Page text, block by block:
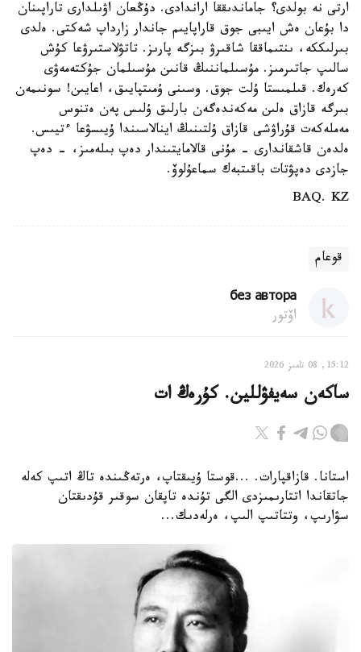
ارتى نە بولدى؟ جاماندىققا اراندادى. دۇڭعان اۋىلدارى تاراپىنان
دا بۇعان ەش ايىبى جوق قاراپايىم جاندار زارداپ شەكتى. ەلدى
بىرلىككە، ىنتىماققا شاقىرۋ بىزگە پارىز. تاتۋلاستىرۋعا كۇش
سالىپ جاتىرمىز. مۇسىلماننىڭ قانىن مۇسىلمان جۇكتەمەۋى
كەرەك. قىلمىستا ۇلت جوق. وسىنى ۇمىتپايىق، اعايىن! سونىمەن
بىرگە قازاق ەلىن مەكەندەگەن بارلىق ۇلىس پەن ەتنوس
مەملەكەت قۇراۋشى قازاق ۇلتىنىڭ اينالاسىندا ۇيىسۋعا ءتيىس.
ەلدەن قاشقاندارى - مۇنى قالامايتىندار دەپ بىلەمىز، - دەپ
جازدى دەپۋتات باقىتبەك سماعۇلوۆ.
BAQ. KZ
قوعام
без автора
اۆتور
15:12, 08 تامىز 2026
ساكەن سەيفۋللين. كۇرەڭ ات
استانا. قازاقپارات. ...قوستا ۇيىقتاپ، ەرتەڭىندە تاڭ اتىپ كەلە
جاتقاندا اتتارىمىزدى الگى تۇندە تاپقان سوقىر قۇدىقتان
سۋارىپ، وتتاتىپ الىپ، ەرلەدىك...